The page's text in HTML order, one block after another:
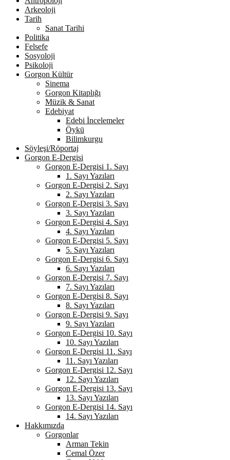
Arkeoloji
Tarih
Sanat Tarihi
Politika
Felsefe
Sosyoloji
Psikoloji
Gorgon Kültür
Sinema
Gorgon Kitaplığı
Müzik & Sanat
Edebiyat
Edebi İncelemeler
Öykü
Bilimkurgu
Söyleşi/Röportaj
Gorgon E-Dergisi
Gorgon E-Dergisi 1. Sayı
1. Sayı Yazıları
Gorgon E-Dergisi 2. Sayı
2. Sayı Yazıları
Gorgon E-Dergisi 3. Sayı
3. Sayı Yazıları
Gorgon E-Dergisi 4. Sayı
4. Sayı Yazıları
Gorgon E-Dergisi 5. Sayı
5. Sayı Yazıları
Gorgon E-Dergisi 6. Sayı
6. Sayı Yazıları
Gorgon E-Dergisi 7. Sayı
7. Sayı Yazıları
Gorgon E-Dergisi 8. Sayı
8. Sayı Yazıları
Gorgon E-Dergisi 9. Sayı
9. Sayı Yazıları
Gorgon E-Dergisi 10. Sayı
10. Sayı Yazıları
Gorgon E-Dergisi 11. Sayı
11. Sayı Yazıları
Gorgon E-Dergisi 12. Sayı
12. Sayı Yazıları
Gorgon E-Dergisi 13. Sayı
13. Sayı Yazıları
Gorgon E-Dergisi 14. Sayı
14. Sayı Yazıları
Hakkımızda
Gorgonlar
Arman Tekin
Cemal Özer